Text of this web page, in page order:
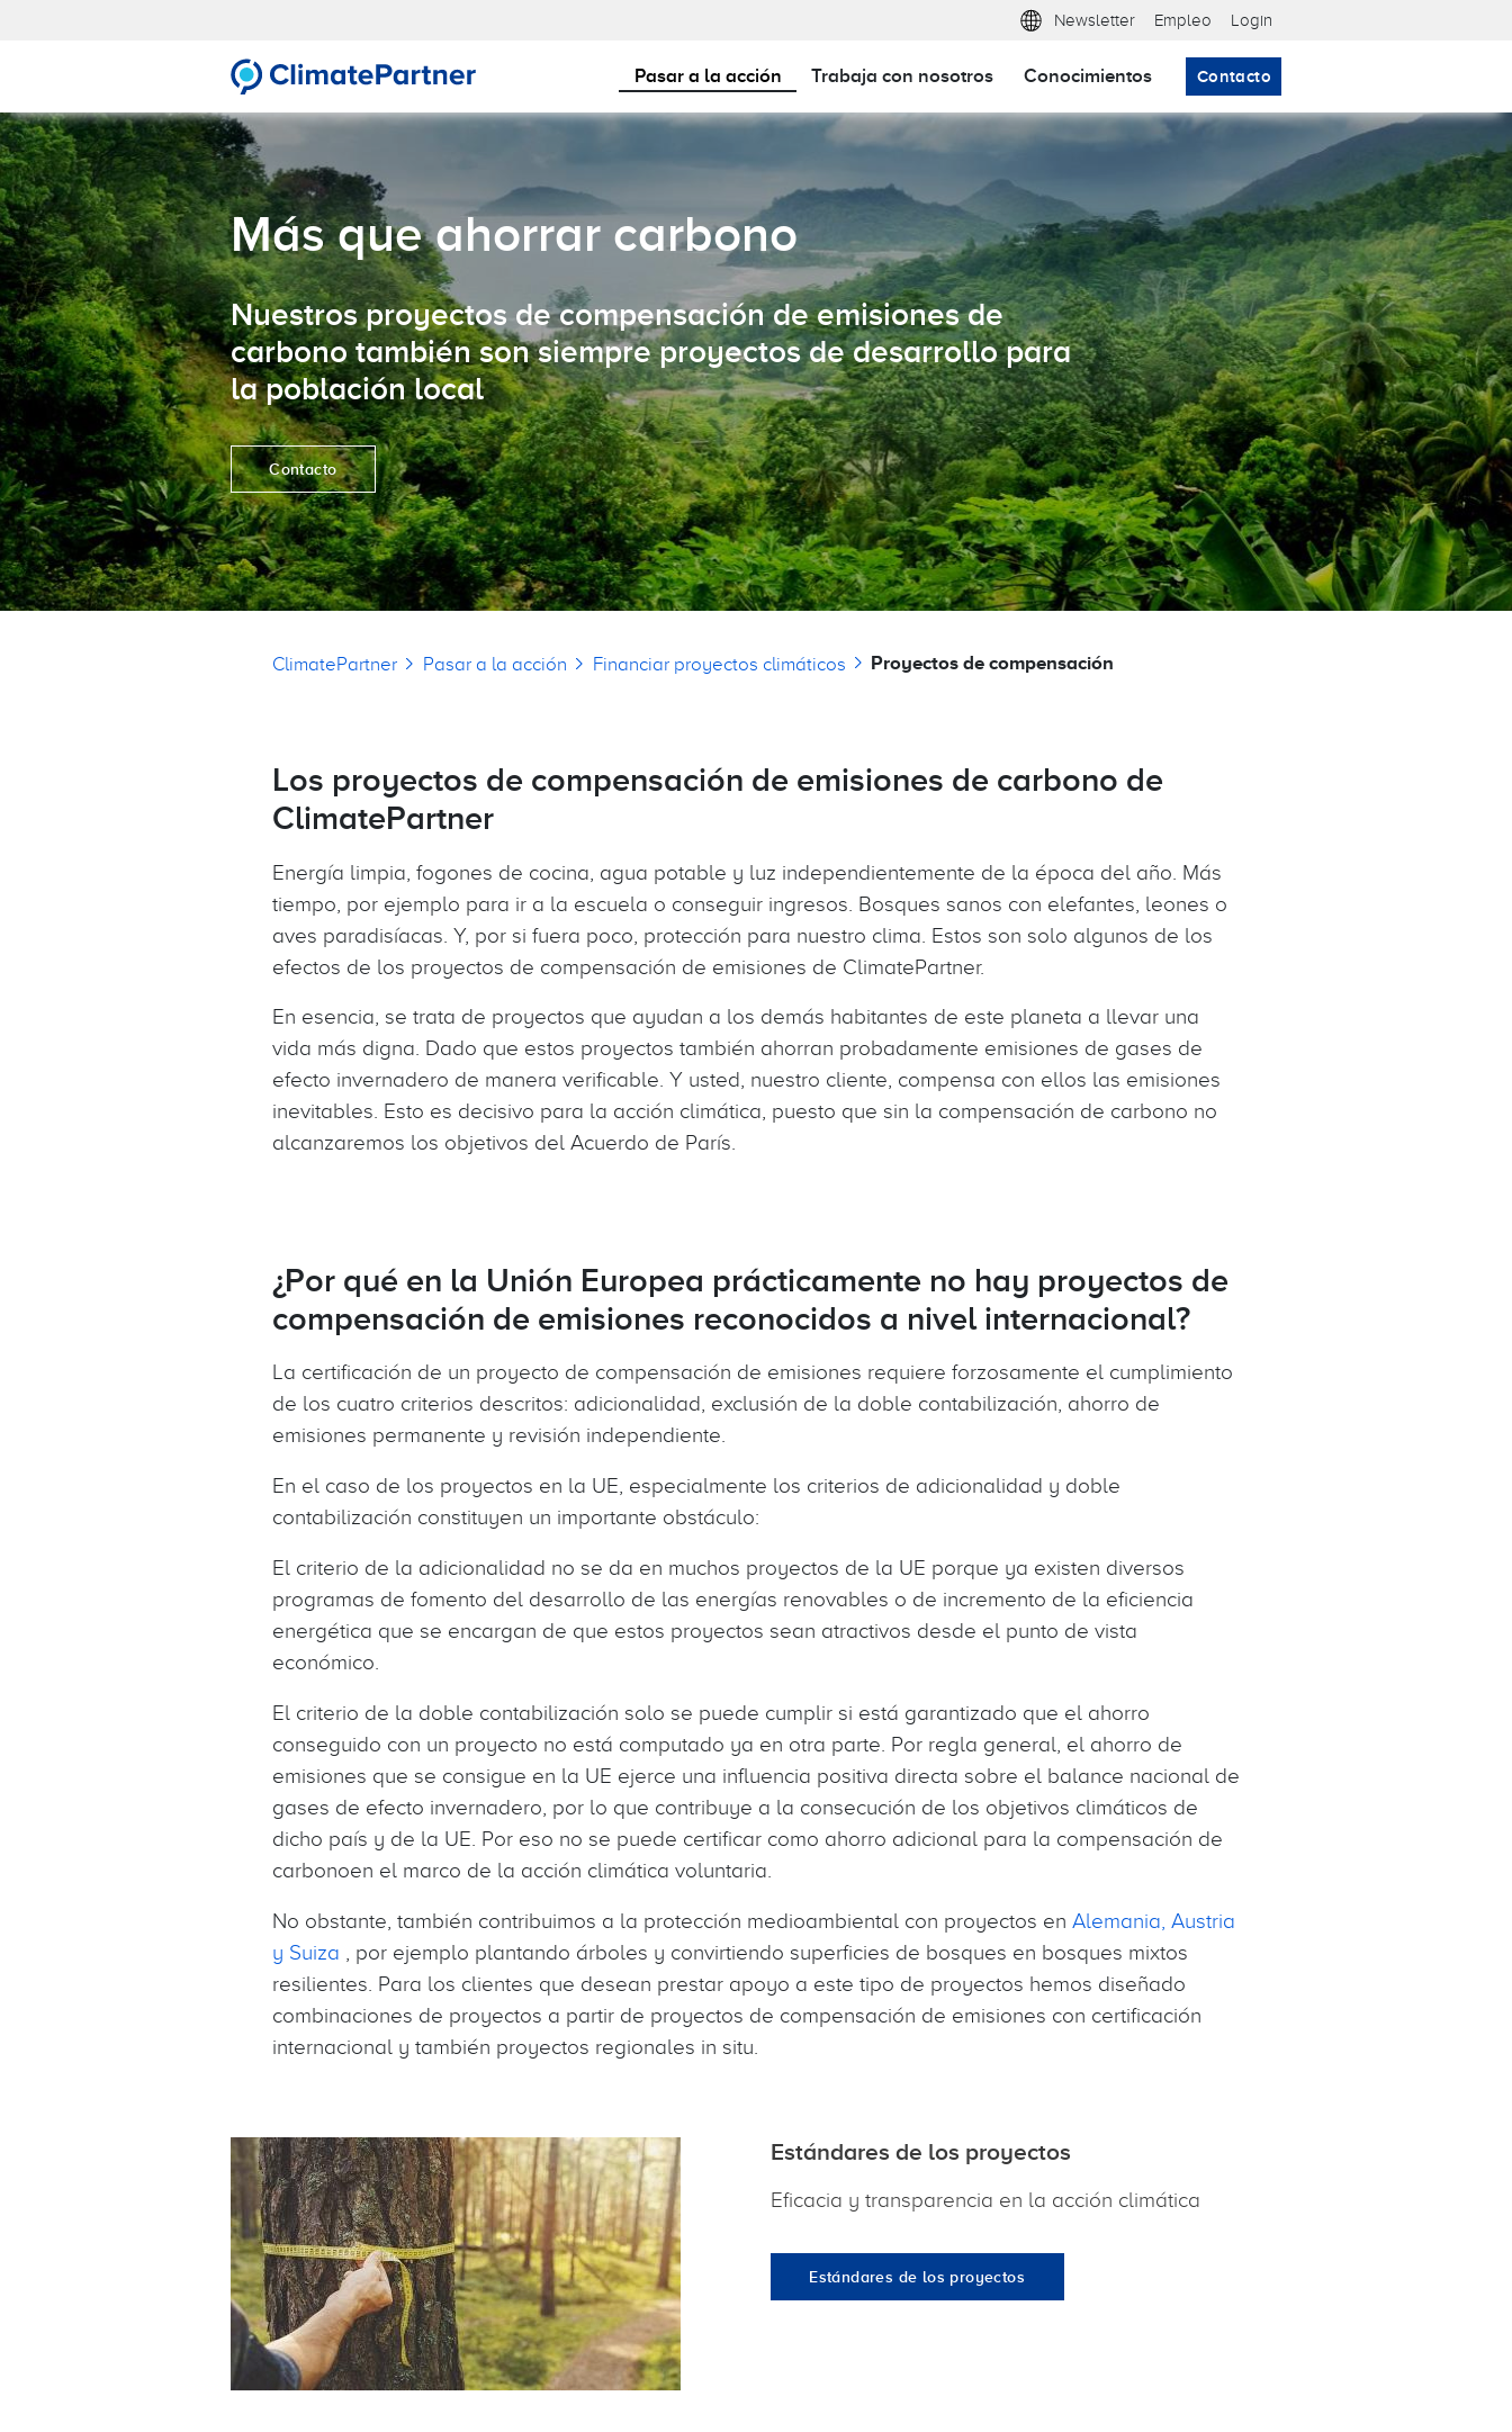
Meta nav
Newsletter Empleo Login
Pasar a la acción
Trabaja con nosotros Conocimientos Contacto
Más que ahorrar carbono
Nuestros proyectos de compensación de emisiones de
carbono también son siempre proyectos de desarrollo para
la población local
Contacto
Sobrescribir enlaces de ayuda a la navegación
ClimatePartner Pasar a la acción Financiar proyectos climáticos Proyectos de compensación
Los proyectos de compensación de emisiones de carbono de
ClimatePartner
Energía limpia, fogones de cocina, agua potable y luz independientemente de la época del año. Más
tiempo, por ejemplo para ir a la escuela o conseguir ingresos. Bosques sanos con elefantes, leones o
aves paradisíacas. Y, por si fuera poco, protección para nuestro clima. Estos son solo algunos de los
efectos de los proyectos de compensación de emisiones de ClimatePartner.
En esencia, se trata de proyectos que ayudan a los demás habitantes de este planeta a llevar una
vida más digna. Dado que estos proyectos también ahorran probadamente emisiones de gases de
efecto invernadero de manera verificable. Y usted, nuestro cliente, compensa con ellos las emisiones
inevitables. Esto es decisivo para la acción climática, puesto que sin la compensación de carbono no
alcanzaremos los objetivos del Acuerdo de París.
¿Por qué en la Unión Europea prácticamente no hay proyectos de
compensación de emisiones reconocidos a nivel internacional?
La certificación de un proyecto de compensación de emisiones requiere forzosamente el cumplimiento
de los cuatro criterios descritos: adicionalidad, exclusión de la doble contabilización, ahorro de
emisiones permanente y revisión independiente.
En el caso de los proyectos en la UE, especialmente los criterios de adicionalidad y doble
contabilización constituyen un importante obstáculo:
El criterio de la adicionalidad no se da en muchos proyectos de la UE porque ya existen diversos
programas de fomento del desarrollo de las energías renovables o de incremento de la eficiencia
energética que se encargan de que estos proyectos sean atractivos desde el punto de vista
económico.
El criterio de la doble contabilización solo se puede cumplir si está garantizado que el ahorro
conseguido con un proyecto no está computado ya en otra parte. Por regla general, el ahorro de
emisiones que se consigue en la UE ejerce una influencia positiva directa sobre el balance nacional de
gases de efecto invernadero, por lo que contribuye a la consecución de los objetivos climáticos de
dicho país y de la UE. Por eso no se puede certificar como ahorro adicional para la compensación de
carbonoen el marco de la acción climática voluntaria.
No obstante, también contribuimos a la protección medioambiental con proyectos en Alemania, Austria
y Suiza , por ejemplo plantando árboles y convirtiendo superficies de bosques en bosques mixtos
resilientes. Para los clientes que desean prestar apoyo a este tipo de proyectos hemos diseñado
combinaciones de proyectos a partir de proyectos de compensación de emisiones con certificación
internacional y también proyectos regionales in situ.
Estándares de los proyectos
Eficacia y transparencia en la acción climática
Estándares de los proyectos